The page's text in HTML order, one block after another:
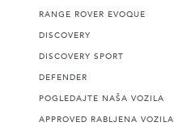
RANGE ROVER EVOQUE
DISCOVERY
DISCOVERY SPORT
DEFENDER
POGLEDAJTE NAŠA VOZILA
APPROVED RABLJENA VOZILA